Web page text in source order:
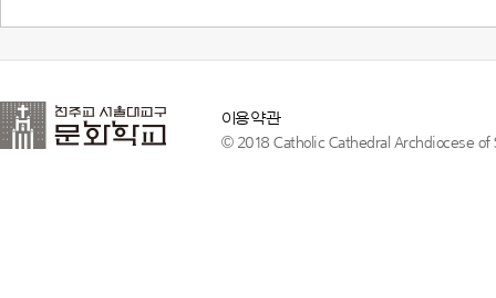
이용약관
© 2018 Catholic Cathedral Archdiocese of